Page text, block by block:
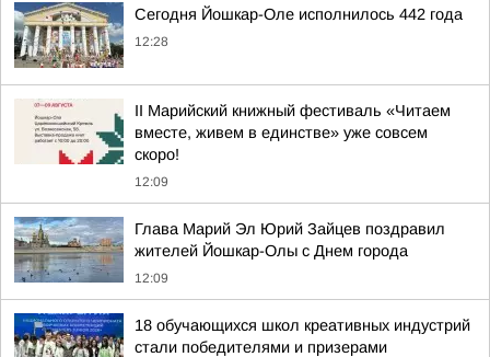
Сегодня Йошкар-Оле исполнилось 442 года
12:28
II Марийский книжный фестиваль «Читаем
вместе, живем в единстве» уже совсем
скоро!
12:09
Глава Марий Эл Юрий Зайцев поздравил
жителей Йошкар-Олы с Днем города
12:09
18 обучающихся школ креативных индустрий
стали победителями и призерами